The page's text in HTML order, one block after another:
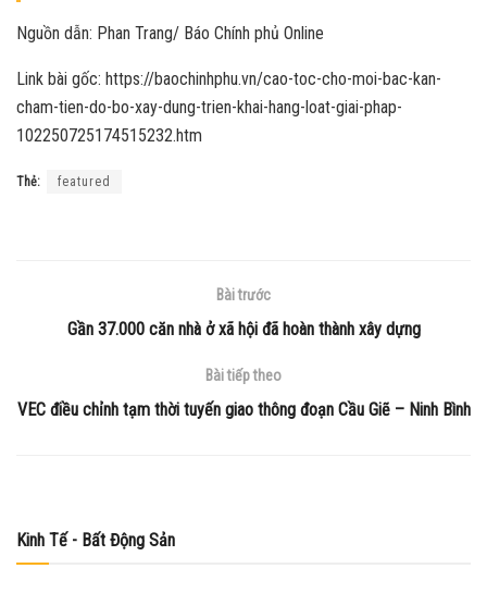
Nguồn dẫn: Phan Trang/ Báo Chính phủ Online
Link bài gốc: https://baochinhphu.vn/cao-toc-cho-moi-bac-kan-
cham-tien-do-bo-xay-dung-trien-khai-hang-loat-giai-phap-
102250725174515232.htm
Thẻ: featured
Bài trước
Gần 37.000 căn nhà ở xã hội đã hoàn thành xây dựng
Bài tiếp theo
VEC điều chỉnh tạm thời tuyến giao thông đoạn Cầu Giẽ – Ninh Bình
Kinh Tế - Bất Động Sản